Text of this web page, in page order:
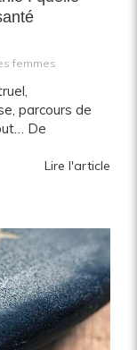
femmes
parcours de
De
Lire l'article